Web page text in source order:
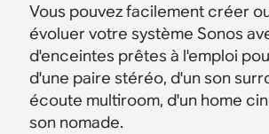
Vous pouvez facilement créer
évoluer votre système Sonos
d'enceintes prêtes à l'emploi
d'une paire stéréo, d'un son
écoute multiroom, d'un home
son nomade.